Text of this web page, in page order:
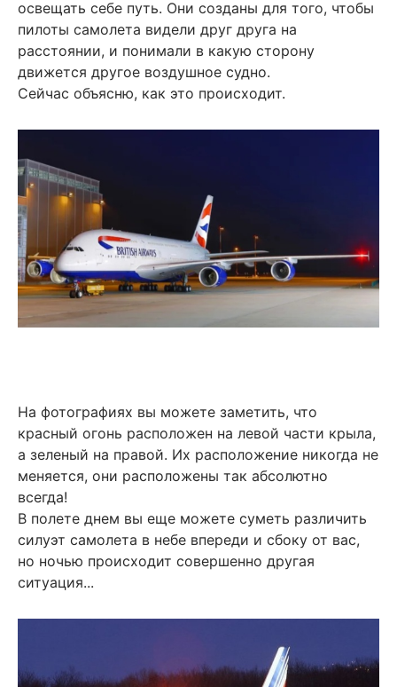
освещать себе путь. Они созданы для того, чтобы
пилоты самолета видели друг друга на
расстоянии, и понимали в какую сторону
движется другое воздушное судно.
Сейчас объясню, как это происходит.
На фотографиях вы можете заметить, что
красный огонь расположен на левой части крыла,
а зеленый на правой. Их расположение никогда не
меняется, они расположены так абсолютно
всегда!
В полете днем вы еще можете суметь различить
силуэт самолета в небе впереди и сбоку от вас,
но ночью происходит совершенно другая
ситуация...